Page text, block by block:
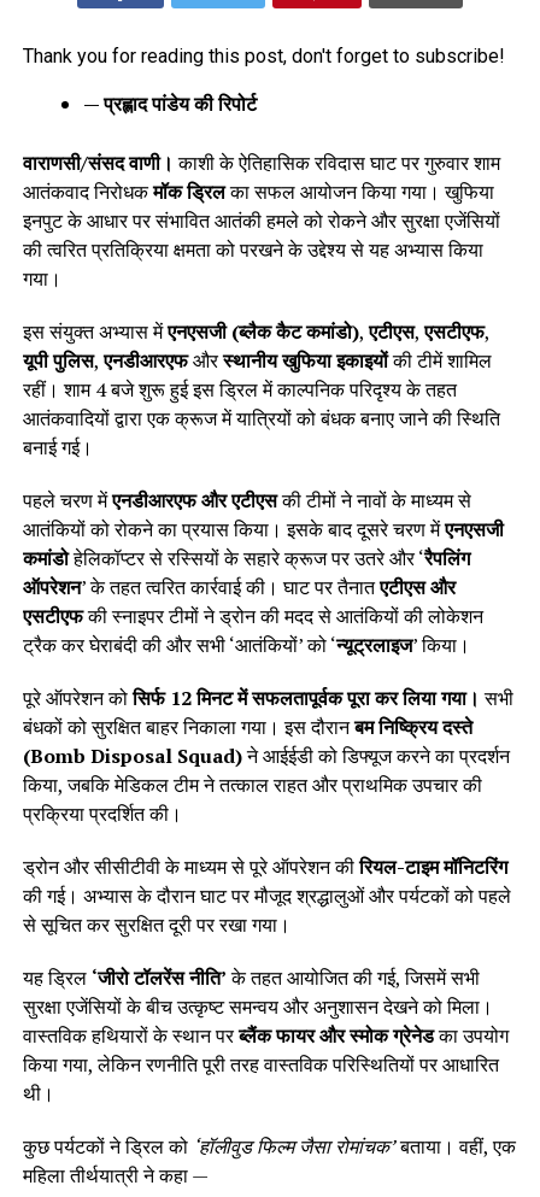
Thank you for reading this post, don't forget to subscribe!
— प्रह्लाद पांडेय की रिपोर्ट
वाराणसी/संसद वाणी।काशी के ऐतिहासिक रविदास घाट पर गुरुवार शाम
आतंकवाद निरोधकमॉक ड्रिलका सफल आयोजन किया गया। खुफिया
इनपुट के आधार पर संभावित आतंकी हमले को रोकने और सुरक्षा एजेंसियों
की त्वरित प्रतिक्रिया क्षमता को परखने के उद्देश्य से यह अभ्यास किया
गया।
इस संयुक्त अभ्यास मेंएनएसजी (ब्लैक कैट कमांडो),एटीएस,एसटीएफ,
यूपी पुलिस,एनडीआरएफऔरस्थानीय खुफिया इकाइयोंकी टीमें शामिल
रहीं। शाम 4 बजे शुरू हुई इस ड्रिल में काल्पनिक परिदृश्य के तहत
आतंकवादियों द्वारा एक क्रूज में यात्रियों को बंधक बनाए जाने की स्थिति
बनाई गई।
पहले चरण मेंएनडीआरएफ और एटीएसकी टीमों ने नावों के माध्यम से
आतंकियों को रोकने का प्रयास किया। इसके बाद दूसरे चरण मेंएनएसजी
कमांडोहेलिकॉप्टर से रस्सियों के सहारे क्रूज पर उतरे और ‘रैपलिंग
ऑपरेशन’ के तहत त्वरित कार्रवाई की। घाट पर तैनातएटीएस और
एसटीएफकी स्नाइपर टीमों ने ड्रोन की मदद से आतंकियों की लोकेशन
ट्रैक कर घेराबंदी की और सभी ‘आतंकियों’ को ‘न्यूट्रलाइज’ किया।
पूरे ऑपरेशन कोसिर्फ 12 मिनट में सफलतापूर्वक पूरा कर लिया गया। सभी
बंधकों को सुरक्षित बाहर निकाला गया। इस दौरानबम निष्क्रिय दस्ते
(Bomb Disposal Squad)ने आईईडी को डिफ्यूज करने का प्रदर्शन
किया, जबकि मेडिकल टीम ने तत्काल राहत और प्राथमिक उपचार की
प्रक्रिया प्रदर्शित की।
ड्रोन और सीसीटीवी के माध्यम से पूरे ऑपरेशन कीरियल-टाइम मॉनिटरिंग
की गई। अभ्यास के दौरान घाट पर मौजूद श्रद्धालुओं और पर्यटकों को पहले
से सूचित कर सुरक्षित दूरी पर रखा गया।
यह ड्रिल ‘जीरो टॉलरेंस नीति’के तहत आयोजित की गई, जिसमें सभी
सुरक्षा एजेंसियों के बीच उत्कृष्ट समन्वय और अनुशासन देखने को मिला।
वास्तविक हथियारों के स्थान परब्लैंक फायर और स्मोक ग्रेनेडका उपयोग
किया गया, लेकिन रणनीति पूरी तरह वास्तविक परिस्थितियों पर आधारित
थी।
कुछ पर्यटकों ने ड्रिल को ‘हॉलीवुड फिल्म जैसा रोमांचक’बताया। वहीं, एक
महिला तीर्थयात्री ने कहा —